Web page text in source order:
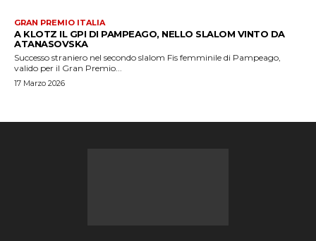
GRAN PREMIO ITALIA
A KLOTZ IL GPI DI PAMPEAGO, NELLO SLALOM VINTO DA
ATANASOVSKA
Successo straniero nel secondo slalom Fis femminile di Pampeago,
valido per il Gran Premio...
17 Marzo 2026